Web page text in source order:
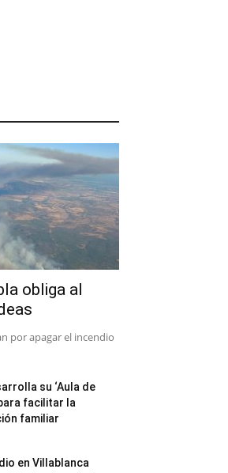
obliga al
por apagar el incendio
su ‘Aula de
facilitar la
familiar
en Villablanca